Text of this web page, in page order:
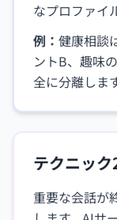
なプロファイ
例： 健康相談
ントB、趣味
全に分離します
テクニッ
重要な会話が